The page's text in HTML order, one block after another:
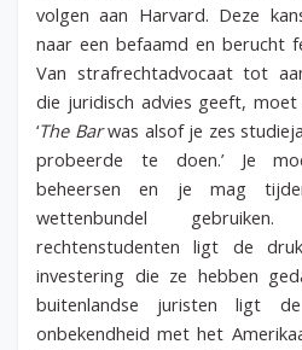
volgen aan Harvard. Deze
naar een befaamd en berucht
Van strafrechtadvocaat tot
die juridisch advies geeft,
‘The Barwas alsof je zes
probeerde te doen.’ Je
beheersen en je mag
wettenbundel
rechtenstudenten ligt de
investering die ze hebben
buitenlandse juristen ligt
onbekendheid met het